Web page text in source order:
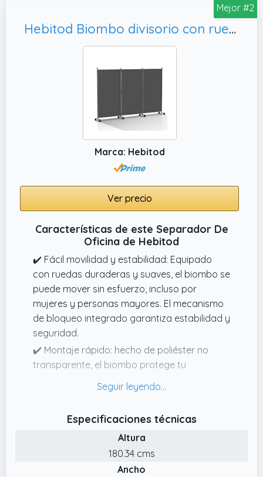
decorativo en tu oficina. Su diseño elegante
complementa cualquier configuración de
paneles de escritorio, aportando un toque de
elegancia y funcionalidad.
✔️ ADAPTABILIDAD A CUALQUIER ESPACIO:
Perfecto para crear divisiones en ambientes
abiertos, nuestro separador de escritorio se
adapta a diversos tipos de mobiliario, ya sea
como biombo o mampara para oficinas. Su
reconfigurar el espacio según las
necesidades del momento.
Mejor #2
Hebitod Biombo divisorio con ruedas, terraza | Antracita
Marca: Hebitod
Ver precio
Características de este Separador De
Oficina de Hebitod
✔️ Fácil movilidad y estabilidad: Equipado
con ruedas duraderas y suaves, el biombo se
puede mover sin esfuerzo, incluso por
mujeres y personas mayores. El mecanismo
de bloqueo integrado garantiza estabilidad y
seguridad.
✔️ Montaje rápido: hecho de poliéster no
transparente, el biombo protege tu
de velcro que permite un montaje y
ventajas y la estética de nuestro producto
en cuestión de minutos: la elección perfecta
para uso inmediato.
✔️ Biombo flexible y versátil: nuestro biombo
Especificaciones técnicas
Altura
180.34 cms
Ancho